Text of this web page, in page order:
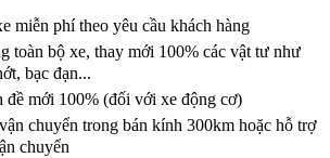
miễn phí theo yêu cầu khách hàng
toàn bộ xe, thay mới 100% các vật tư như
bạc đạn...
đề mới 100% (đối với xe động cơ)
chuyển trong bán kính 300km hoặc hỗ trợ
chuyển